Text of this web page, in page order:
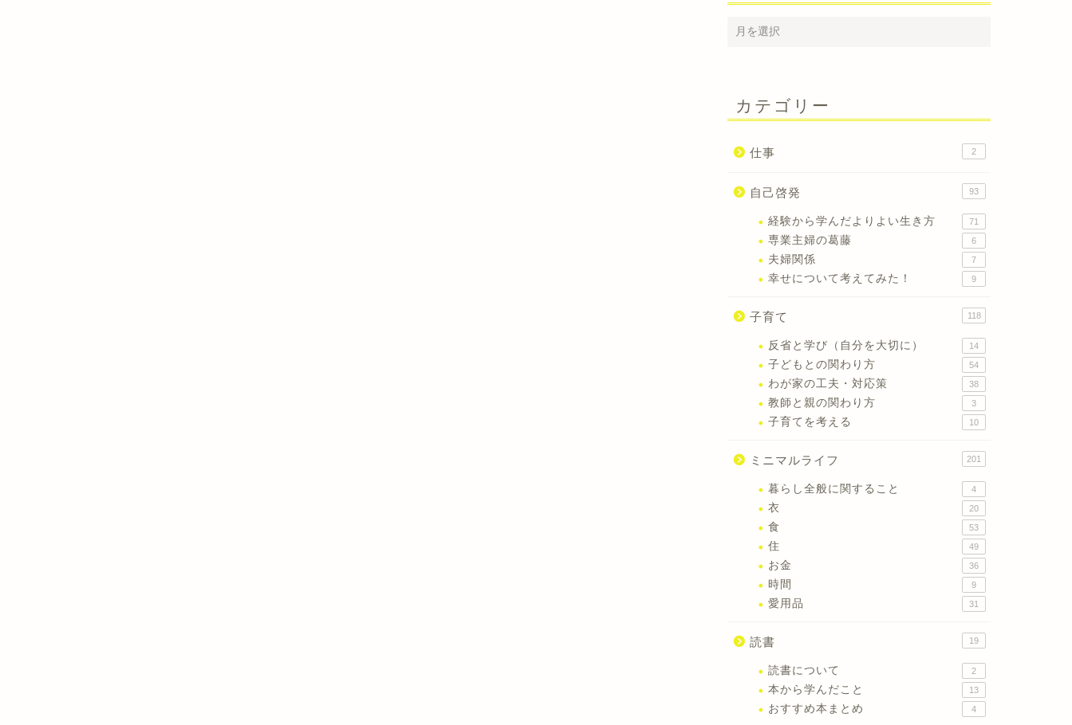
新型コロナウイルスで感じた、今も
これからも大切にしていきたいこと
next
カテゴリー
仕事 2
自己啓発 93
経験から学んだよりよい生き方 71
専業主婦の葛藤 6
夫婦関係 7
幸せについて考えてみた！ 9
子育て 118
反省と学び（自分を大切に） 14
子どもとの関わり方 54
わが家の工夫・対応策 38
教師と親の関わり方 3
子育てを考える 10
ミニマルライフ 201
暮らし全般に関すること 4
衣 20
食 53
住 49
お金 36
時間 9
愛用品 31
読書 19
読書について 2
本から学んだこと 13
おすすめ本まとめ 4